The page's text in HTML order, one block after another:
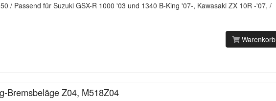
/ Passend für Suzuki GSX-R 1000 '03 und 1340 B-King '07-, Kawasaki ZX 10R -'07, /
Warenkorb
Bremsbeläge Z04, M518Z04